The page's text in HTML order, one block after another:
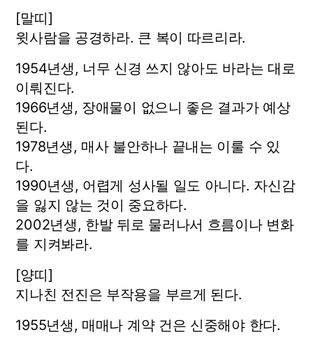
[말띠]
윗사람을 공경하라. 큰 복이 따르리라.
1954년생, 너무 신경 쓰지 않아도 바라는 대로
이뤄진다.
1966년생, 장애물이 없으니 좋은 결과가 예상
된다.
1978년생, 매사 불안하나 끝내는 이룰 수 있
다.
1990년생, 어렵게 성사될 일도 아니다. 자신감
을 잃지 않는 것이 중요하다.
2002년생, 한발 뒤로 물러나서 흐름이나 변화
를 지켜봐라.
[양띠]
지나친 전진은 부작용을 부르게 된다.
1955년생, 매매나 계약 건은 신중해야 한다.